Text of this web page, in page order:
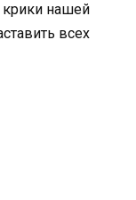
крики нашей
всех